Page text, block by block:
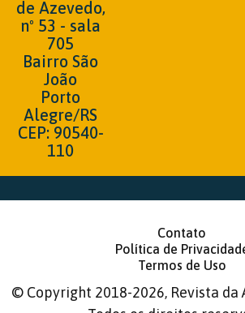
de Azevedo,
nº 53 - sala
705
Bairro São
João
Porto
Alegre/RS
CEP: 90540-
110
Contato
Política de
Termos de Uso
© Copyright 2018-2026, Revista da